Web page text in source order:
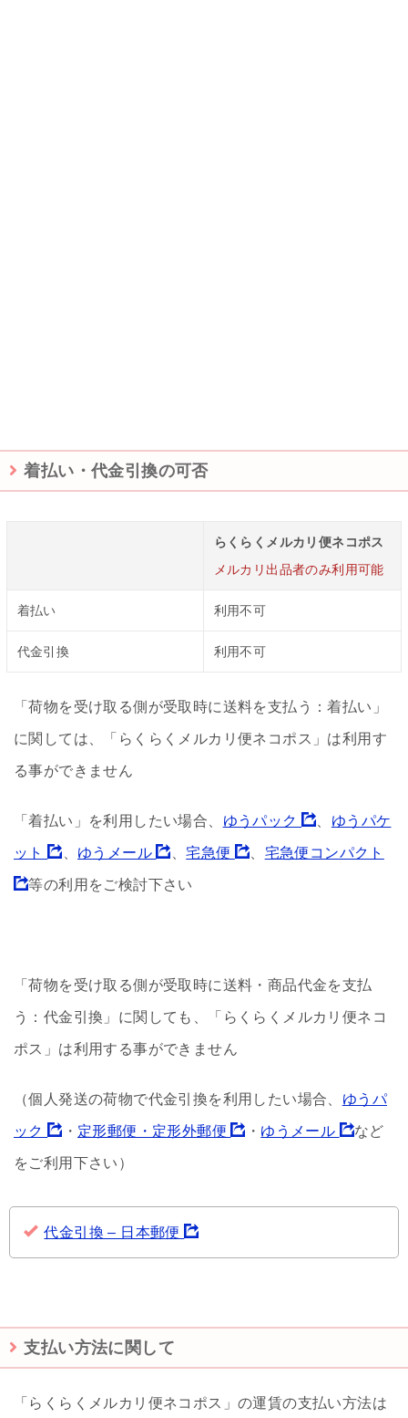
着払い・代金引換の可否
らくらくメルカリ便ネコポス
メルカリ出品者のみ利用可能
着払い 利用不可
代金引換 利用不可
「荷物を受け取る側が受取時に送料を支払う：着払い」
に関しては、「らくらくメルカリ便ネコポス」は利用す
る事ができません
「着払い」を利用したい場合、 ゆうパック ゆうパケ
ット ゆうメール 、宅急便 宅急便コンパクト
等の利用をご検討下さい
「荷物を受け取る側が受取時に送料・商品代金を支払
う：代金引換」に関しても、「らくらくメルカリ便ネコ
ポス」は利用する事ができません
（個人発送の荷物で代金引換を利用したい場合、 ゆうパ
ック ・ 定形郵便・定形外郵便 ・ ゆうメール など
をご利用下さい）
代金引換 – 日本郵便
支払い方法に関して
「らくらくメルカリ便ネコポス」の運賃の支払い方法は